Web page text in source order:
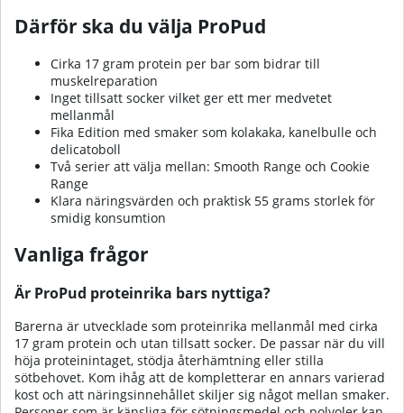
Därför ska du välja ProPud
Cirka 17 gram protein per bar som bidrar till
muskelreparation
Inget tillsatt socker vilket ger ett mer medvetet
mellanmål
Fika Edition med smaker som kolakaka, kanelbulle och
delicatoboll
Två serier att välja mellan: Smooth Range och Cookie
Range
Klara näringsvärden och praktisk 55 grams storlek för
smidig konsumtion
Vanliga frågor
Är ProPud proteinrika bars nyttiga?
Barerna är utvecklade som proteinrika mellanmål med cirka
17 gram protein och utan tillsatt socker. De passar när du vill
höja proteinintaget, stödja återhämtning eller stilla
sötbehovet. Kom ihåg att de kompletterar en annars varierad
kost och att näringsinnehållet skiljer sig något mellan smaker.